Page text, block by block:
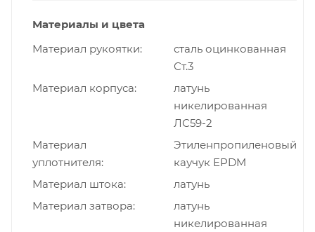
Материалы и цвета
Материал рукоятки
сталь оцинкованная
Ст.3
Материал корпуса
латунь
никелированная
ЛС59-2
Материал
уплотнителя
Этиленпропиленовый
каучук EPDM
Материал штока
латунь
Материал затвора
латунь
никелированная